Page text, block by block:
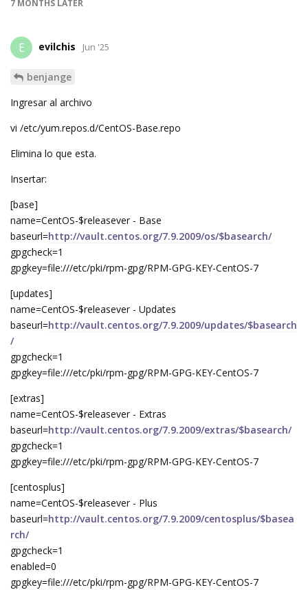
7 MONTHS LATER
E evilchis Jun '25
benjange
Ingresar al archivo
vi /etc/yum.repos.d/CentOS-Base.repo
Elimina lo que esta.
Insertar:
[base]
name=CentOS-$releasever - Base
baseurl=http://vault.centos.org/7.9.2009/os/$basearch/
gpgcheck=1
gpgkey=file:///etc/pki/rpm-gpg/RPM-GPG-KEY-CentOS-7
[updates]
name=CentOS-$releasever - Updates
baseurl=http://vault.centos.org/7.9.2009/updates/$basearch
/
gpgcheck=1
gpgkey=file:///etc/pki/rpm-gpg/RPM-GPG-KEY-CentOS-7
[extras]
name=CentOS-$releasever - Extras
baseurl=http://vault.centos.org/7.9.2009/extras/$basearch/
gpgcheck=1
gpgkey=file:///etc/pki/rpm-gpg/RPM-GPG-KEY-CentOS-7
[centosplus]
name=CentOS-$releasever - Plus
baseurl=http://vault.centos.org/7.9.2009/centosplus/$basea
rch/
gpgcheck=1
enabled=0
gpgkey=file:///etc/pki/rpm-gpg/RPM-GPG-KEY-CentOS-7